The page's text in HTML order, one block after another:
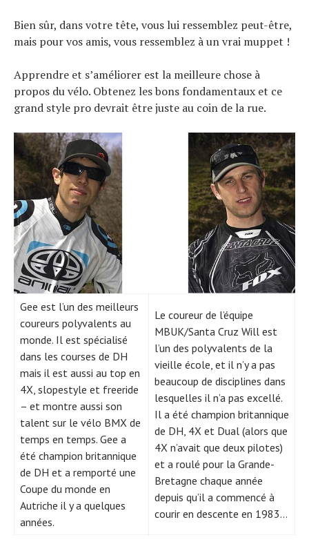
Bien sûr, dans votre tête, vous lui ressemblez peut-être,
mais pour vos amis, vous ressemblez à un vrai muppet !
Apprendre et s’améliorer est la meilleure chose à
propos du vélo. Obtenez les bons fondamentaux et ce
grand style pro devrait être juste au coin de la rue.
Gee est l’un des meilleurs
coureurs polyvalents au
monde. Il est spécialisé
dans les courses de DH
mais il est aussi au top en
4X, slopestyle et freeride
– et montre aussi son
talent sur le vélo BMX de
temps en temps. Gee a
été champion britannique
de DH et a remporté une
Coupe du monde en
Autriche il y a quelques
années.
Le coureur de l’équipe
MBUK/Santa Cruz Will est
l’un des polyvalents de la
vieille école, et il n’y a pas
beaucoup de disciplines dans
lesquelles il n’a pas excellé.
Il a été champion britannique
de DH, 4X et Dual (alors que
4X n’avait que deux pilotes)
et a roulé pour la Grande-
Bretagne chaque année
depuis qu’il a commencé à
courir en descente en 1983…